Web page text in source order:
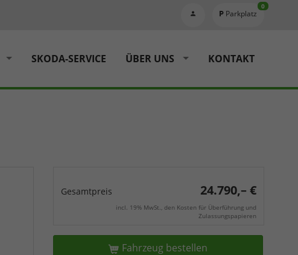
Parkplatz
0
SKODA-SERVICE ÜBER UNS KONTAKT
Gesamtpreis 24.790,– €
incl. 19% MwSt., den Kosten für Überführung und
Zulassungspapieren
Fahrzeug bestellen